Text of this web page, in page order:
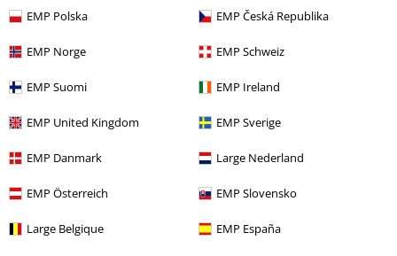
EMP Polska EMP Česká Republika
EMP Norge EMP Schweiz
EMP Suomi EMP Ireland
EMP United Kingdom EMP Sverige
EMP Danmark Large Nederland
EMP Österreich EMP Slovensko
Large Belgique EMP España
47,99 €
Übergangsjacke
49,99 €
Brandit
Windbreaker